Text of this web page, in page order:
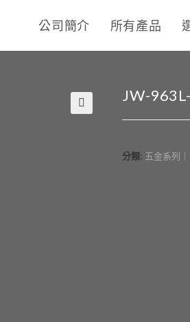
公司簡介 所有產品
JW-
分類: 五金系列